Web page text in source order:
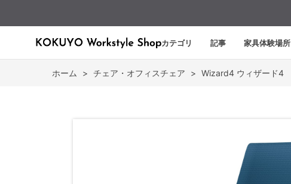
カテゴリ 記事 家具体験場所
ホーム > チェア・オフィスチェア > Wizard4 ウィザード4